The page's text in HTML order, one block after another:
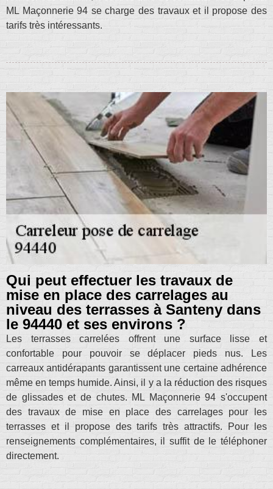
ML Maçonnerie 94 se charge des travaux et il propose des
tarifs très intéressants.
Qui peut effectuer les travaux de
mise en place des carrelages au
niveau des terrasses à Santeny dans
le 94440 et ses environs ?
Les terrasses carrelées offrent une surface lisse et
confortable pour pouvoir se déplacer pieds nus. Les
carreaux antidérapants garantissent une certaine adhérence
même en temps humide. Ainsi, il y a la réduction des risques
de glissades et de chutes. ML Maçonnerie 94 s'occupent
des travaux de mise en place des carrelages pour les
terrasses et il propose des tarifs très attractifs. Pour les
renseignements complémentaires, il suffit de le téléphoner
directement.